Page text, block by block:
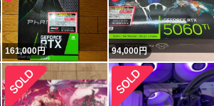
161,000円 94,000円